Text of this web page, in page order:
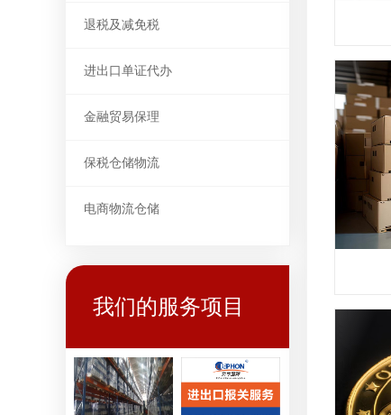
退税及减免税
进出口单证代办
金融贸易保理
保税仓储物流
电商物流仓储
我们的服务项目